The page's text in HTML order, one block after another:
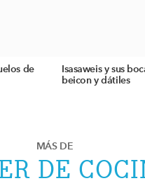
de
Isasaweis y sus
beicon y dátiles
MÁS DE
DE